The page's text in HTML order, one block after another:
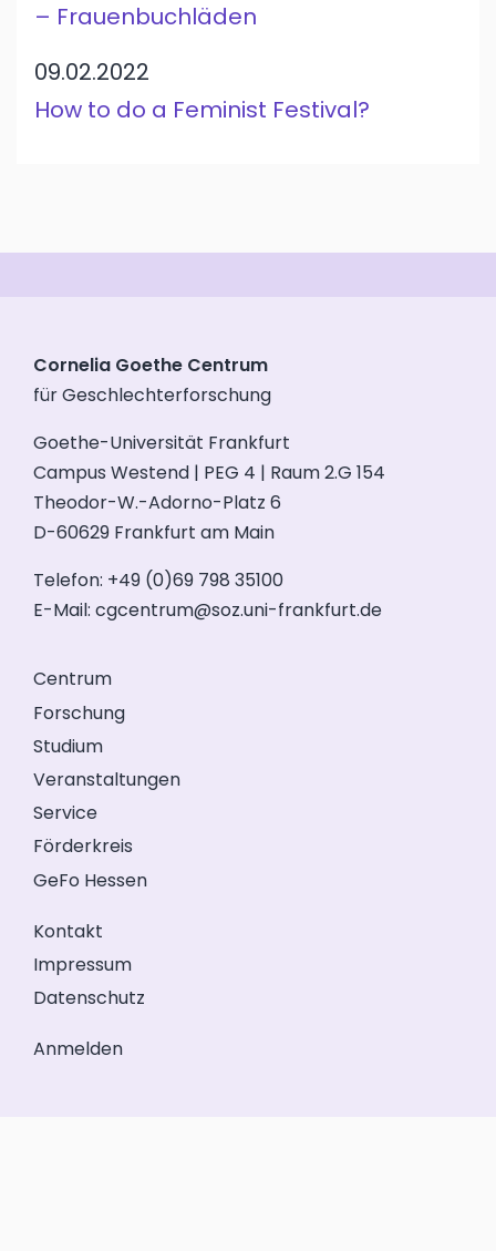
– Frauenbuchläden
09.02.2022
How to do a Feminist Festival?
Cornelia Goethe Centrum
für Geschlechterforschung
Goethe-Universität Frankfurt
Campus Westend | PEG 4 | Raum 2.G 154
Theodor-W.-Adorno-Platz 6
D-60629 Frankfurt am Main
Telefon: +49 (0)69 798 35100
E-Mail: cgcentrum@soz.uni-frankfurt.de
Centrum
Forschung
Studium
Veranstaltungen
Service
Förderkreis
GeFo Hessen
Kontakt
Impressum
Datenschutz
Anmelden